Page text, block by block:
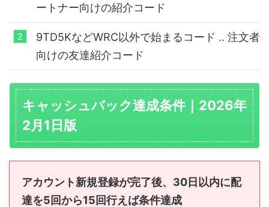
ートナー向けの紹介コード
9TD5KなどWRC以外で始まるコード ‥ 注文者
向けの友達紹介コード
キャッシュバック達成条件｜2026年
2月1日版
アカウント新規登録が完了後、30日以内に配
達を5回から15回行えば条件達成